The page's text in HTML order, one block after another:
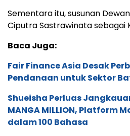
Sementara itu, susunan
Ciputra Sastrawinata sebagai
Baca Juga:
Fair Finance Asia Desak
Pendanaan untuk Sektor
Shueisha Perluas
MANGA MILLION, Platform
dalam 100 Bahasa